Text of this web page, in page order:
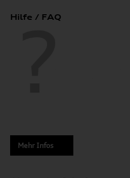
Hilfe / FAQ
Mehr Infos